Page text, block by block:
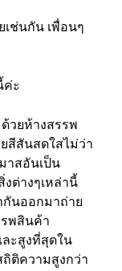
ช่นกัน เพื่อนๆ
ค่ะ
วยห้างสรรพ
สีสันสดใสไม่ว่า
าสอันเป็น
ต่างๆเหล่านี้
กันออกมาถ่าย
พสินค้า
ะสูงที่สุดใน
ถิติความสูงกว่า